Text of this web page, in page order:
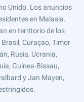
Unido. Los anuncios
en Malasia.
en territorio de los
Curaçao, Timor
Rusia, Ucrania,
Guinea-Bissau,
y Jan Mayen,